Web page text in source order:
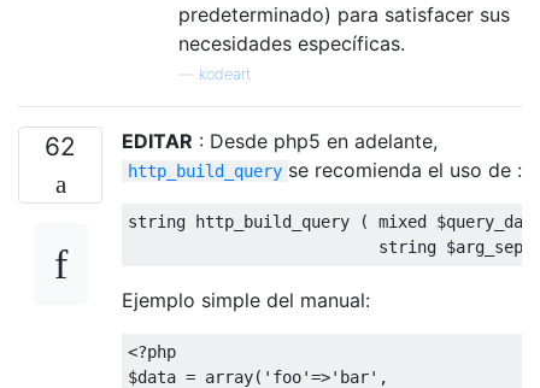
predeterminado) para satisfacer sus
necesidades específicas.
kodeart
62 EDITAR : Desde php5 en adelante,
http_build_query se recomienda el uso de :
string http_build_query (
mixed
string
Ejemplo simple del manual:
<?php
$data = array( 'foo'=>'bar' ,